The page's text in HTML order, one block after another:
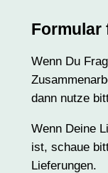
Formular
Wenn Du
dann nutze
Wenn Deine
ist, schaue
Lieferungen.